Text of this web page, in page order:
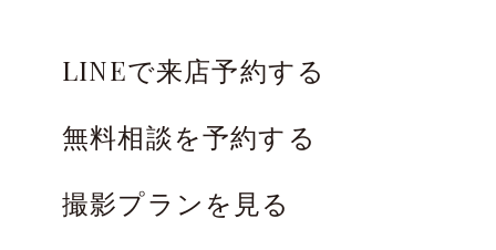
LINEで来店予約する
無料相談を予約する
撮影プランを見る